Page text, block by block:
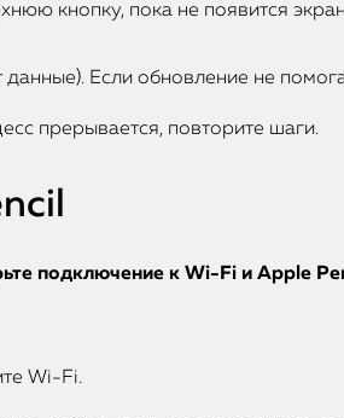
кнопку, пока не появится
данные). Если обновление не
прерывается, повторите шаги.
подключение к Wi-Fi и Apple
Wi-Fi.